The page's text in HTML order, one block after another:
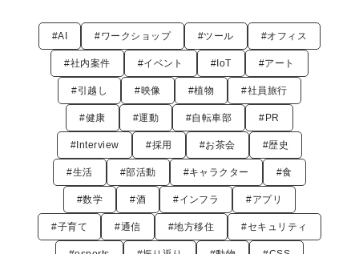
#AI #ワークショップ #ツール #オフィス
#社内案件 #イベント #IoT #アート
#引越し #映像 #植物 #社員旅行
#健康 #運動 #自転車部 #PR
#Interview #採用 #お茶会 #歴史
#生活 #部活動 #キャラクター #食
#数学 #酒 #インフラ #アプリ
#子育て #通信 #地方移住 #セキュリティ